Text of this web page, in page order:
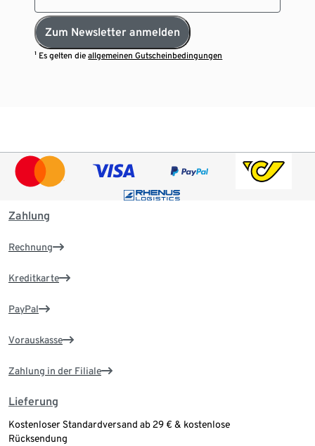
Zum Newsletter anmelden
¹ Es gelten dieallgemeinen Gutscheinbedingungen
Zahlung
Rechnung
Kreditkarte
PayPal
Vorauskasse
Zahlung in der Filiale
Lieferung
Kostenloser Standardversand ab 29 € & kostenlose
Rücksendung